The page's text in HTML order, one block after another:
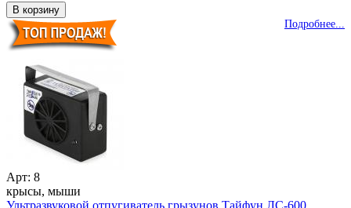
Подробнее...
Арт: 8
крысы, мыши
Ультразвуковой отпугиватель грызунов Тайфун ЛС-600